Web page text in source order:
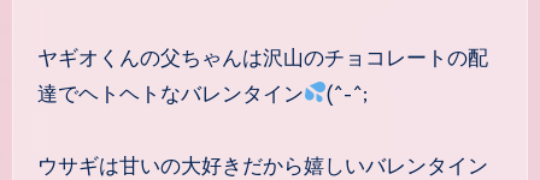
ヤギオくんの父ちゃんは沢山のチョコレートの配
達でヘトヘトなバレンタイン
(^-^;
ウサギは甘いの大好きだから嬉しいバレンタイン